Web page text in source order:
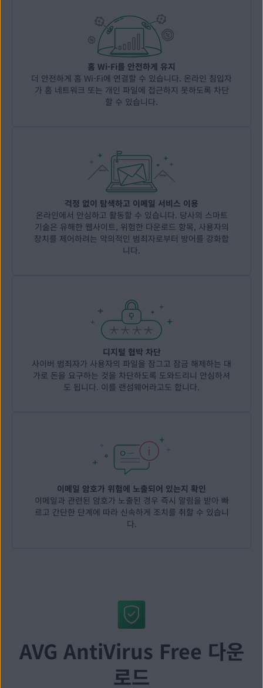
홈 Wi-Fi를 안전하게 유지
더 안전하게 홈 Wi-Fi에 연결할 수 있습니다. 온라인 침입자
가 홈 네트워크 또는 개인 파일에 접근하지 못하도록 차단
할 수 있습니다.
걱정 없이 탐색하고 이메일 서비스 이용
온라인에서 안심하고 활동할 수 있습니다. 당사의 스마트
기술은 유해한 웹사이트, 위험한 다운로드 항목, 사용자의
장치를 제어하려는 악의적인 범죄자로부터 방어를 강화합
니다.
디지털 협박 차단
사이버 범죄자가 사용자의 파일을 잠그고 잠금 해제하는 대
가로 돈을 요구하는 것을 차단하도록 도와드리니 안심하셔
도 됩니다. 이를 랜섬웨어라고도 합니다.
이메일 암호가 위험에 노출되어 있는지 확인
이메일과 관련된 암호가 노출된 경우 즉시 알림을 받아 빠
르고 간단한 단계에 따라 신속하게 조치를 취할 수 있습니
다.
AVG AntiVirus Free 다운
로드